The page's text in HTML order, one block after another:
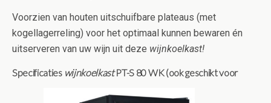
Voorzien van houten uitschuifbare plateaus (met
kogellagerreling) voor het optimaal kunnen bewaren én
uitserveren van uw wijn uit deze wijnkoelkast!
Specificaties wijnkoelkastPT-S 80 WK (ook geschikt voor